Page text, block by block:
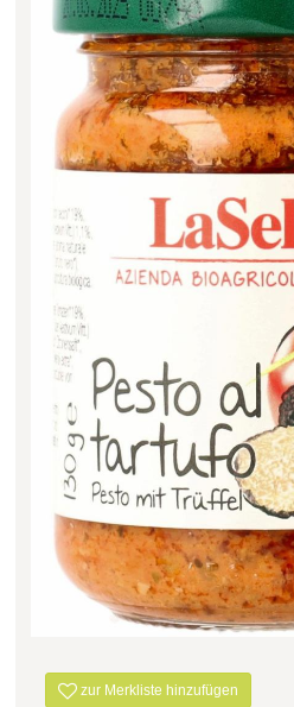
Fleischerei Hüthmayr
Hofladen Hoffelner
Kuglbauer - Familie Bischof
La Toscana Anita Wolf e.U.
Stiftsgärtnerei
Weinkellerei Stift
Kremsmünster
Wildkraut
KATEGORIE
Filter zurücksetzen
zur Merkliste hinzufügen